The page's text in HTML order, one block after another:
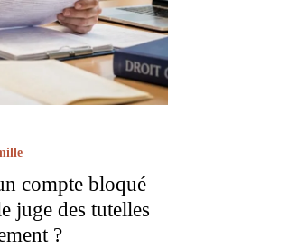
compte bloqué
juge des tutelles
?